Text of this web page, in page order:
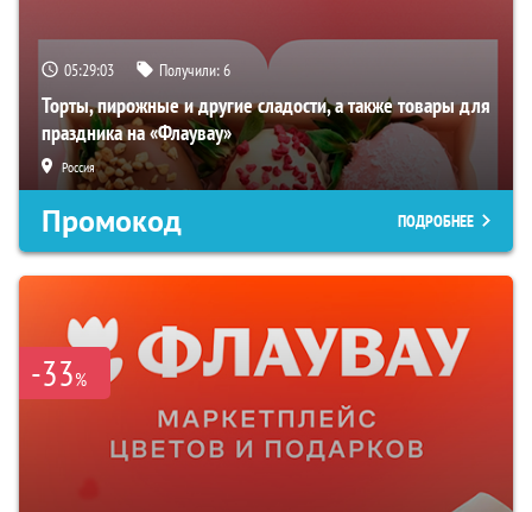
05:29:02 Получили:6
Торты, пирожные и другие сладости, а также товары для
праздника на «Флаувау»
Россия
Промокод ПОДРОБНЕЕ
-33%